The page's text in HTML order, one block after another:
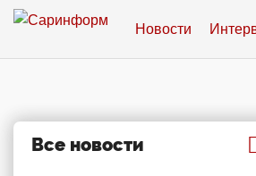
Новости
Все новости